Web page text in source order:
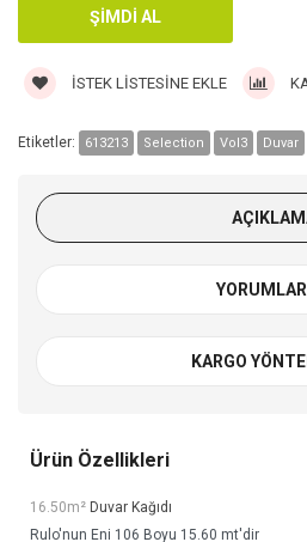
İSTEK LISTESINE EKLE
Etiketler: 613213 Selection Vol3 Duvar
KARGO
Ürün Özellikleri
16.50m² Duvar Kağıdı
Rulo'nun Eni 106 Boyu 15.60 mt'dir